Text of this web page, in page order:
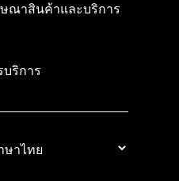
ณาสินค้าและบริการ
ริการ